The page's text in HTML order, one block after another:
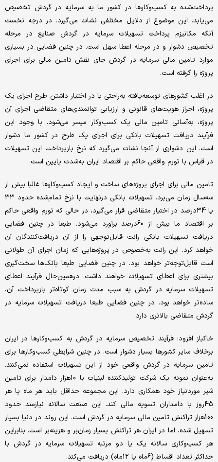
پرداخت‌شده به کسب‌وکارها در کشور ما به سرمایه در گردش تخصیص
می‌‌‌یابد. این موضوع از دلایل مختلفی نشات می‌گیرد. در درجه نخست
آنکه مکانیزم پرداخت تسهیلات سرمایه در گردش صنایع در مرحله
تخصیص دشوار و در مرحله اعطا سهل است. در چنین فضایی در بسیاری
موارد تامین مالی سرمایه در گردش جای نقش تامین مالی برای اجرای
پروژه را گرفته است.
در اغلب کشورهای توسعه‌‌‌یافته به‌راحتی با در اختیار داشتن طرح اجرای یک
پروژه، احراز هویت‌‌‌های قانونی و ارزیابی‌‌‌ توانمندی‌‌‌های متقاضی اجرای آن
پروژه، به‌آسانی تامین مالی یک کسب‌وکار میسر می‌شود. با ‌‌‌وجود این
فرآیند دریافت تسهیلات بانکی برای اجرای یک طرح در کشور ما دشوار
است. این دشواری از آنجا نشات می‌گیرد که نرخ بازپرداخت این تسهیلات
در قیاس با تورم واقعی حاکم بر اقتصاد ایران به‌شدت پایین است.
تامین مالی برای اجرای پروژه‌‌‌های ساخت و ایجاد کسب‌وکارها غالبا بیش از
سه‌سال زمان می‌‌‌برد. تسهیلات بانکی درنهایت با نرخ تمام‌شده حدود 33
یا 34‌درصد در اختیار متقاضی قرار می‌گیرد، در حالی که تورم واقعی حاکم
بر اقتصاد ما بیش از 60‌درصد برآورد می‌شود. طبعا در چنین فضایی
دریافت تسهیلات بانکی رانت قابل‌توجهی را از آن دریافت‌‌‌کنندگان آن
خواهد کرد. این رانت به‌‌‌خصوص در پروژه‌‌‌هایی که زمان اجرای آن طولانی
است قابل‌توجه‌‌‌تر خواهد بود. در چنین فضایی طبعا بانک‌ها سخت‌‌‌گیری
بیشتری برای اعطای تسهیلات خواهند داشت. درهمین‌‌‌حال فرآیند اعطای
تسهیلات سرمایه در گردش به سبب مدت زمان کوتاه‌‌‌تر بازپرداخت آن،
ساده‌‌‌تر خواهد بود. در چنین فضایی طبعا دریافت تسهیلات سرمایه در
گردش متقاضی بالاتری دارد.
خاکباز افزود: فرآیند تخصیص سرمایه در گردش به کسب‌وکارها در ایران
برخلاف سایر کشورها بسیار دشوار است. در چنین شرایطی کسب‌وکارها برای
تامین سرمایه در گردش واقعی خود از این تسهیلات استفاده نمی‌‌‌کنند.
به‌‌‌عنوان نمونه یک شرکت تولیدکننده لبنیات با 10‌هزار دامدار برای تامین
شیر موردنیاز خود همکاری دارد. این مجموعه حداقل باید هر ماه یا هر
45روز با دامداران تسویه مالی کند. این صنعت سالانه نیازمند حدود
100هزار تراکنش تامین مالی سرمایه در گردش است. این روند در دنیا بسیار
تسهیل شده، اما در ایران هر تراکنش بسیار زمان‌بر و هزینه‌‌‌بر است. بنابراین
هر کسب‌وکاری سالانه یک یا دو مرتبه تسهیلات سرمایه در گردش با
حداکثر تعداد اقساط (6ماه یا 12ماه) دریافت می‌کند.